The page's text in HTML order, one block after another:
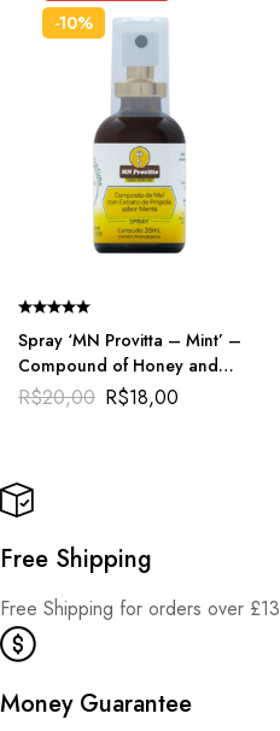
-10%
Spray ‘MN Provitta – Mint’ –
Compound of Honey and
Green Propolis Extract for
R$20,00 R$18,00
Free Shipping
Free Shipping for orders over
Money Guarantee